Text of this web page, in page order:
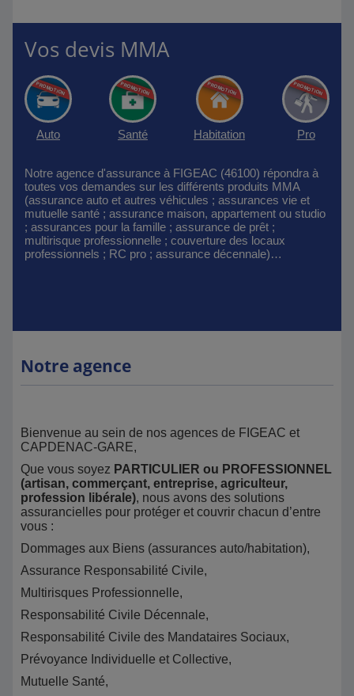
Vos devis MMA
Auto Santé Habitation Pro
Notre agence d'assurance à FIGEAC (46100) répondra à
toutes vos demandes sur les différents produits MMA
(assurance auto et autres véhicules ; assurances vie et
mutuelle santé ; assurance maison, appartement ou studio
; assurances pour la famille ; assurance de prêt ;
multirisque professionnelle ; couverture des locaux
professionnels ; RC pro ; assurance décennale)…
Notre agence
Bienvenue au sein de nos agences de FIGEAC et
CAPDENAC-GARE,
Que vous soyez PARTICULIER ou PROFESSIONNEL
(artisan, commerçant, entreprise, agriculteur,
profession libérale), nous avons des solutions
assurancielles pour protéger et couvrir chacun d’entre
vous :
Dommages aux Biens (assurances auto/habitation),
Assurance Responsabilité Civile,
Multirisques Professionnelle,
Responsabilité Civile Décennale,
Responsabilité Civile des Mandataires Sociaux,
Prévoyance Individuelle et Collective,
Mutuelle Santé,